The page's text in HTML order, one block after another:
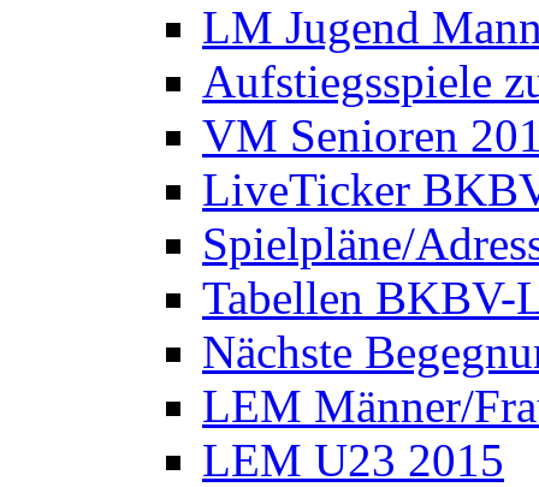
LM Jugend
Aufstiegsspiele
VM Senioren
LiveTicker
Spielpläne/
Tabellen BKBV-
Nächste
LEM Männer/
LEM U23 2015